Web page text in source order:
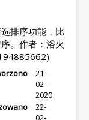
排序功能，比
。作者：浴火
21-
02-
2020
22-
02-